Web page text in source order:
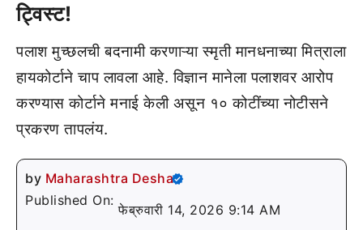
ट्विस्ट!
पलाश मुच्छलची बदनामी करणाऱ्या स्मृती मानधनाच्या मित्राला
हायकोर्टाने चाप लावला आहे. विज्ञान मानेला पलाशवर आरोप
करण्यास कोर्टाने मनाई केली असून १० कोटींच्या नोटीसने
प्रकरण तापलंय.
by Maharashtra Desha
Published On:
फेब्रुवारी 14, 2026 9:14 AM